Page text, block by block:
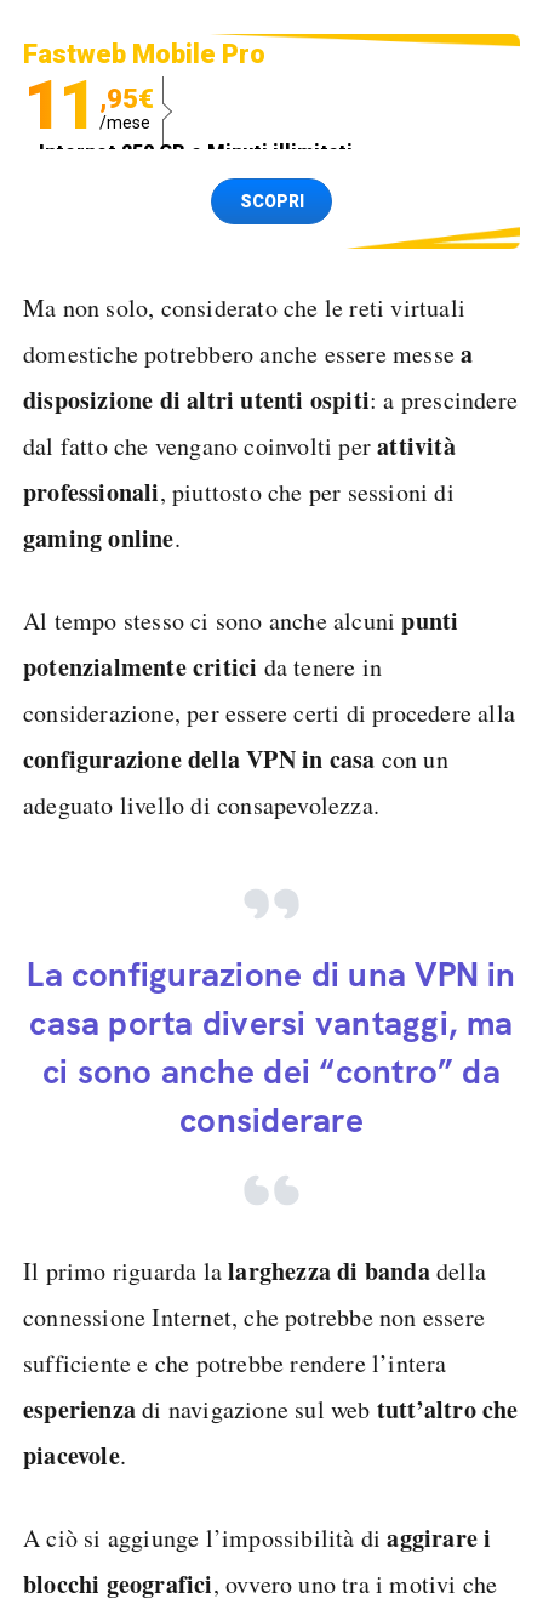
Fastweb Mobile Pro
11 ,95€
/mese
Internet 250 GB e Minuti illimitati
Spedizione SIM GRATISSCOPRI
Ma non solo, considerato che le reti virtuali
domestiche potrebbero anche essere messea
disposizione di altri utenti ospiti: a prescindere
dal fatto che vengano coinvolti perattività
professionali, piuttosto che per sessioni di
gaming online.
Al tempo stesso ci sono anche alcunipunti
potenzialmente critici da tenere in
considerazione, per essere certi di procedere alla
configurazione della VPN in casa con un
adeguato livello di consapevolezza.
La configurazione di una VPN in
casa porta diversi vantaggi, ma
ci sono anche dei “contro” da
considerare
Il primo riguarda lalarghezza di bandadella
connessione Internet, che potrebbe non essere
sufficiente e che potrebbe rendere l’intera
esperienzadi navigazione sul web tutt’altro che
piacevole.
A ciò si aggiunge l’impossibilità diaggirare i
blocchi geografici, ovvero uno tra i motivi che